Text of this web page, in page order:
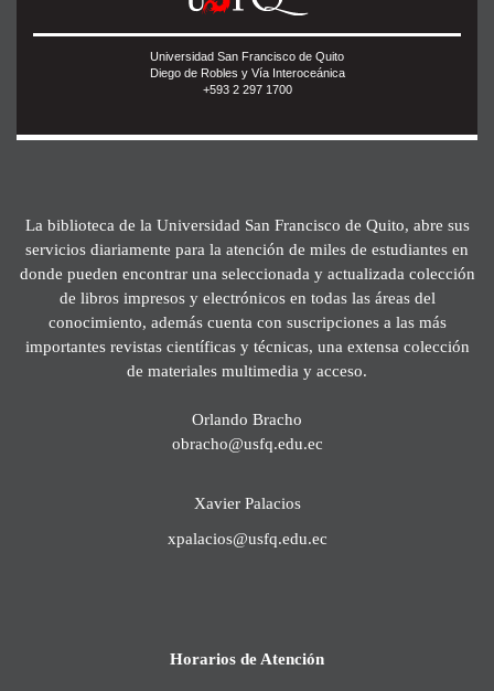
Universidad San Francisco de Quito
Diego de Robles y Vía Interoceánica
+593 2 297 1700
La biblioteca de la Universidad San Francisco de Quito, abre sus
servicios diariamente para la atención de miles de estudiantes en
donde pueden encontrar una seleccionada y actualizada colección
de libros impresos y electrónicos en todas las áreas del
conocimiento, además cuenta con suscripciones a las más
importantes revistas científicas y técnicas, una extensa colección
de materiales multimedia y acceso.
Orlando Bracho
obracho@usfq.edu.ec
Xavier Palacios
xpalacios@usfq.edu.ec
Horarios de Atención